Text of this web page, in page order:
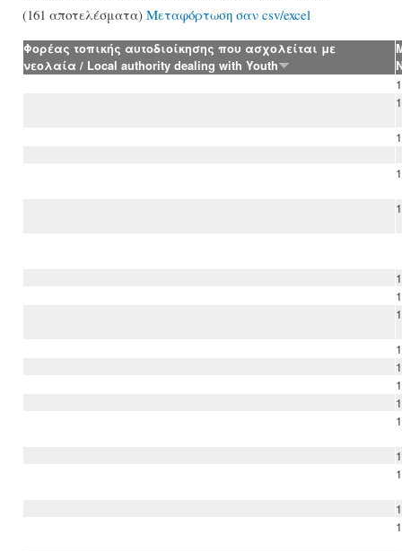
(161 αποτελέσματα) Μεταφόρτωση σαν csv/excel
Φορέας τοπικής αυτοδιοίκησης που ασχολείται με
νεολαία / Local authority dealing with Youth
1
1
1
1
1
1
1
1
1
1
1
1
1
1
1
1
1